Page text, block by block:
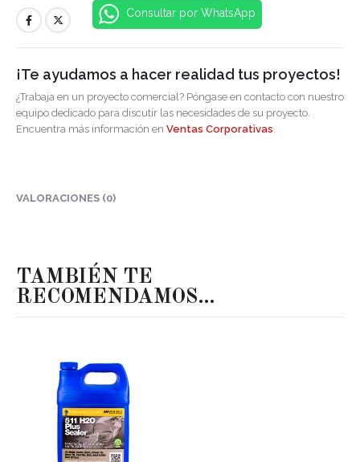
Consultar por WhatsApp
¡Te ayudamos a hacer realidad tus proyectos!
¿Trabaja en un proyecto comercial? Póngase en contacto con nuestro
equipo dedicado para discutir las necesidades de su proyecto.
Encuentra más información en Ventas Corporativas.
VALORACIONES (0)
TAMBIÉN TE
RECOMENDAMOS…